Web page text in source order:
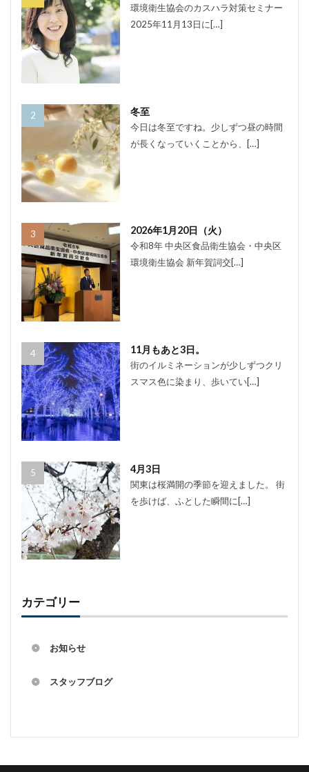
環境衛生協会のカスハラ対策セミナー
2025年11月13日に[…]
冬至
今日は冬至ですね。少しずつ昼の時間
が長くなっていくことから、[…]
2026年1月20日（火）
令和8年 中央区食品衛生協会・中央区
環境衛生協会 新年賀詞交[…]
11月もあと3日。
街のイルミネーションが少しずつクリ
スマス色に染まり、歩いてい[…]
4月3日
関東は桜満開の季節を迎えました。 街
を歩けば、ふとした瞬間に[…]
カテゴリー
お知らせ
スタッフブログ